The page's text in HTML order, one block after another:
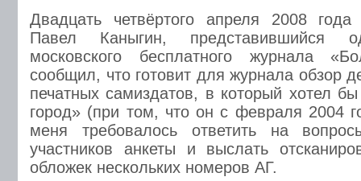
Двадцать четвёртого апреля 2008
Павел Каныгин, представившийся
московского бесплатного журнала
сообщил, что готовит для журнала обзор
печатных самиздатов, в который хотел
город» (при том, что он с февраля 2004
меня требовалось ответить на
участников анкеты и выслать
обложек нескольких номеров АГ.